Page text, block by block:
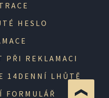
HESLO
PŘI REKLAMACI
14DENNÍ LHŮTĚ
FORMULÁŘ